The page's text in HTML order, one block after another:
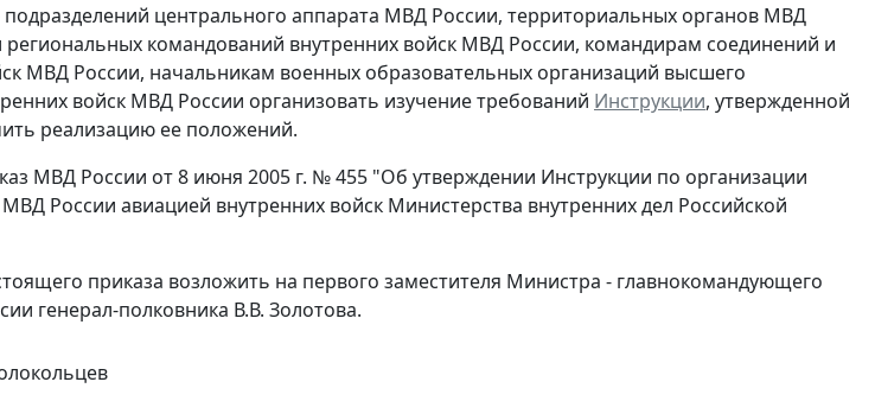
центрального аппарата МВД России, территориальных органов МВД
командований внутренних войск МВД России, командирам соединений и
МВД России, начальникам военных образовательных организаций высшего
войск МВД России организовать изучение требований Инструкции, утвержденной
реализацию ее положений.
МВД России от 8 июня 2005 г. № 455 "Об утверждении Инструкции по организации
России авиацией внутренних войск Министерства внутренних дел Российской
приказа возложить на первого заместителя Министра - главнокомандующего
генерал-полковника В.В. Золотова.